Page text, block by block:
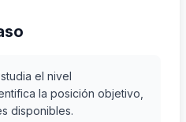
el nivel
la posición objetivo,
disponibles.